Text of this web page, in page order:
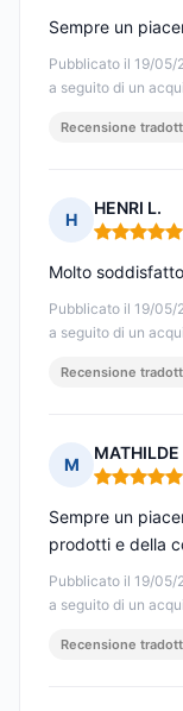
Pubblicato il 19/05/
a seguito di un
Sempre un
Recensione
H
HENRI L.
Nota: 5 su 5
Pubblicato il 19/05/
a seguito di un
Molto
Recensione
M
MATHILDE
Nota: 5 su 5
Pubblicato il 19/05/
a seguito di un
Sempre un
prodotti e della
Recensione